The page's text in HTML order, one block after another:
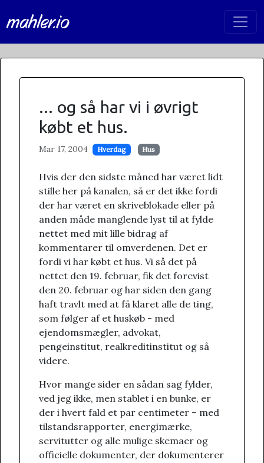
mahler.io
... og så har vi i øvrigt
købt et hus.
Mar 17, 2004 Hverdag Hus
Hvis der den sidste måned har været lidt
stille her på kanalen, så er det ikke fordi
der har været en skriveblokade eller på
anden måde manglende lyst til at fylde
nettet med mit lille bidrag af
kommentarer til omverdenen. Det er
fordi vi har købt et hus. Vi så det på
nettet den 19. februar, fik det forevist
den 20. februar og har siden den gang
haft travlt med at få klaret alle de ting,
som følger af et huskøb - med
ejendomsmægler, advokat,
pengeinstitut, realkreditinstitut og så
videre.
Hvor mange sider en sådan sag fylder,
ved jeg ikke, men stablet i en bunke, er
der i hvert fald et par centimeter – med
tilstandsrapporter, energimærke,
servitutter og alle mulige skemaer og
officielle dokumenter, der dokumenterer